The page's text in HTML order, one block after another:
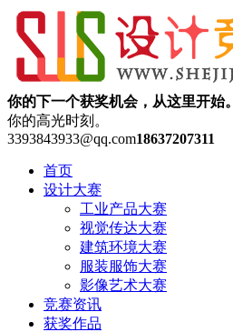
你的下一个获奖机会，从这里开始。
你的高光时刻。
3393843933@qq.com18637207311
首页
设计大赛
工业产品大赛
视觉传达大赛
建筑环境大赛
服装服饰大赛
影像艺术大赛
竞赛资讯
获奖作品